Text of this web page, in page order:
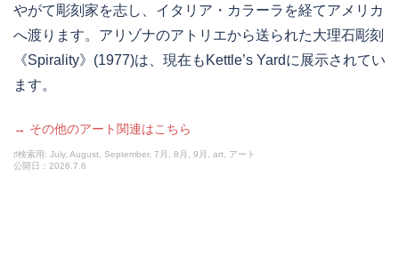
やがて彫刻家を志し、イタリア・カラーラを経てアメリカ
へ渡ります。アリゾナのアトリエから送られた大理石彫刻
《Spirality》(1977)は、現在もKettle’s Yardに展示されてい
ます。
→ その他のアート関連はこちら
♯検索用: July, August, September, 7月, 8月, 9月, art, アート
公開日：2026.7.6